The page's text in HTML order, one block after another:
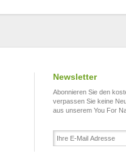
Newsletter
Abonnieren Sie den
verpassen Sie keine
aus unserem You For